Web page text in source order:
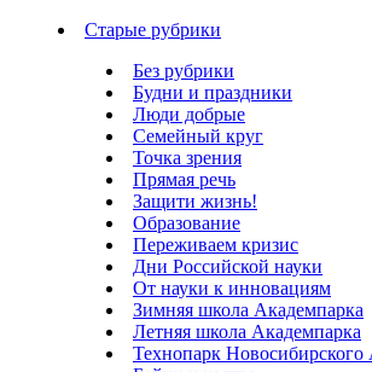
Старые рубрики
Без рубрики
Будни и праздники
Люди добрые
Семейный круг
Точка зрения
Прямая речь
Защити жизнь!
Образование
Переживаем кризис
Дни Российской науки
От науки к инновациям
Зимняя школа Академпарка
Летняя школа Академпарка
Технопарк Новосибирского